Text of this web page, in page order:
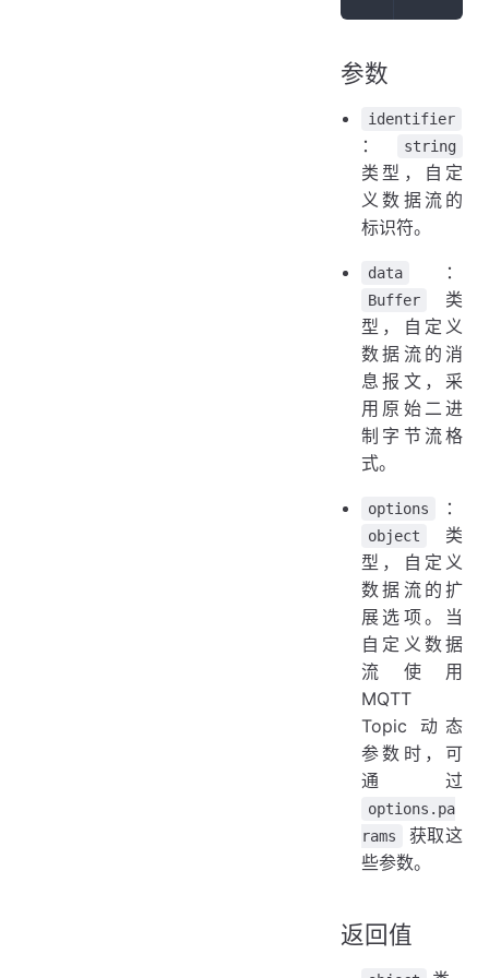
参数
identifier
： string
类型，自定
义数据流的
标识符。
data ：
Buffer
类
型，自定义
数据流的消
息报文，采
用原始二进
制字节流格
式。
options ：
object
类
型，自定义
数据流的扩
展选项。当
自定义数据
流使用
MQTT
Topic 动态
参数时，可
通过
options.pa
rams
获取这
些参数。
返回值